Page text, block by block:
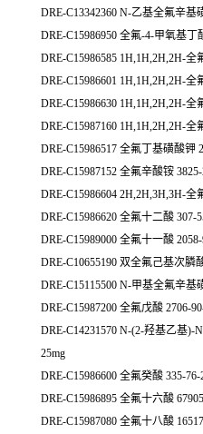
DRE-C13342360 N-乙基全氟辛基
DRE-C15986950 全氟-4-甲氧基丁
DRE-C15986585 1H,1H,2H,2H-全
DRE-C15986601 1H,1H,2H,2H-全
DRE-C15986630 1H,1H,2H,2H-全
DRE-C15987160 1H,1H,2H,2H-全
DRE-C15986517 全氟丁基磺酸钾
DRE-C15987152 全氟辛酸铵
DRE-C15986604 2H,2H,3H,3H-全
DRE-C15986620 全氟十二酸 307-
DRE-C15989000 全氟十一酸
DRE-C10655190 双全氟己基次膦
DRE-C15115500 N-甲基全氟辛基
DRE-C15987200 全氟戊酸 2706-
DRE-C14231570 N-(2-羟基乙基)-
25mg
DRE-C15986600 全氟癸酸 335-76-
DRE-C15986895 全氟十六酸
DRE-C15987080 全氟十八酸